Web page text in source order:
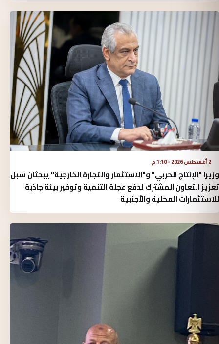
2 أغسطس 2026 - 1:10 م
وزيرا "الإنتاج الحربي" و"الاستثمار والتجارة الخارجية" يبحثان سبل
تعزيز التعاون المشترك لدفع عجلة التنمية وتوفير بيئة جاذبة
للاستثمارات المحلية والأجنبية